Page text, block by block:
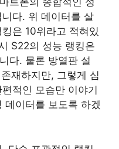
다. 위 데이터를 살
은 10위라고 적혀있
S22의 성능 랭킹은
다. 물론 방열판 설
재하지만, 그렇게 심
적인 모습만 이야기
데이터를 보도록 하겠